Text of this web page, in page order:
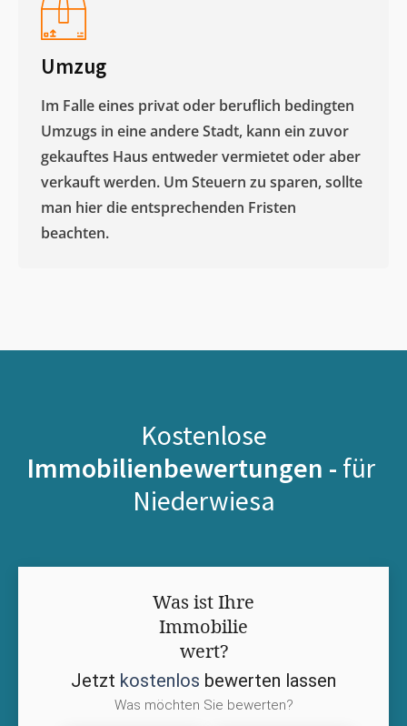
Umzug
Im Falle eines privat oder beruflich bedingten
Umzugs in eine andere Stadt, kann ein zuvor
gekauftes Haus entweder vermietet oder aber
verkauft werden. Um Steuern zu sparen, sollte
man hier die entsprechenden Fristen
beachten.
Kostenlose
Immobilienbewertungen - für
Niederwiesa
Was ist Ihre
Immobilie
wert?
Jetzt kostenlos bewerten lassen
Was möchten Sie bewerten?